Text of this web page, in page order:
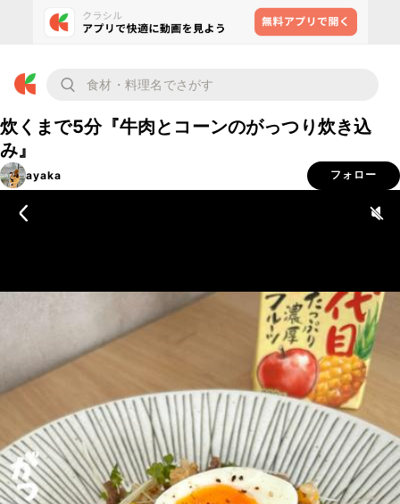
炊くまで5分『牛肉とコーンのがっつり炊き込
み』
ayaka フォロー